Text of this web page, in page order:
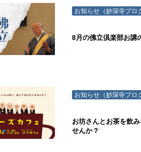
お知らせ（妙深寺ブロ
8月の佛立倶楽部お講
お知らせ（妙深寺ブロ
お坊さんとお茶を飲
せんか？